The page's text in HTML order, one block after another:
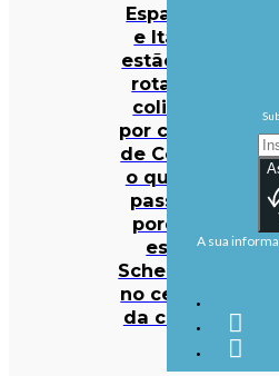
Espanha
e Itália
estão em
rota de
colisão
por causa
de Ceuta:
o que se
passa e
porque
está
Schengen
no centro
da crise?
A sua